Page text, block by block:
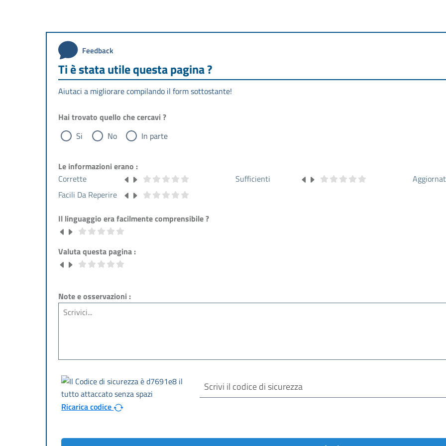
Feedback
Ti è stata utile questa pagina ?
Aiutaci a migliorare compilando il form sottostante!
Hai trovato quello che cercavi ?
Si
No In parte
Le informazioni erano :
Corrette
Sufficienti
Facili Da Reperire
Il linguaggio era facilmente comprensibile ?
Valuta questa pagina :
Note e osservazioni :
Ricarica codice